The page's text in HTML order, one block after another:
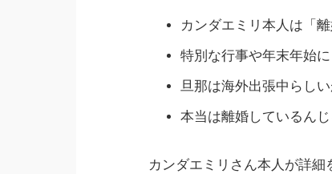
カンダエミリ本人は「
特別な行事や年末年始
旦那は海外出張中らし
本当は離婚しているん
カンダエミリさん本人が詳